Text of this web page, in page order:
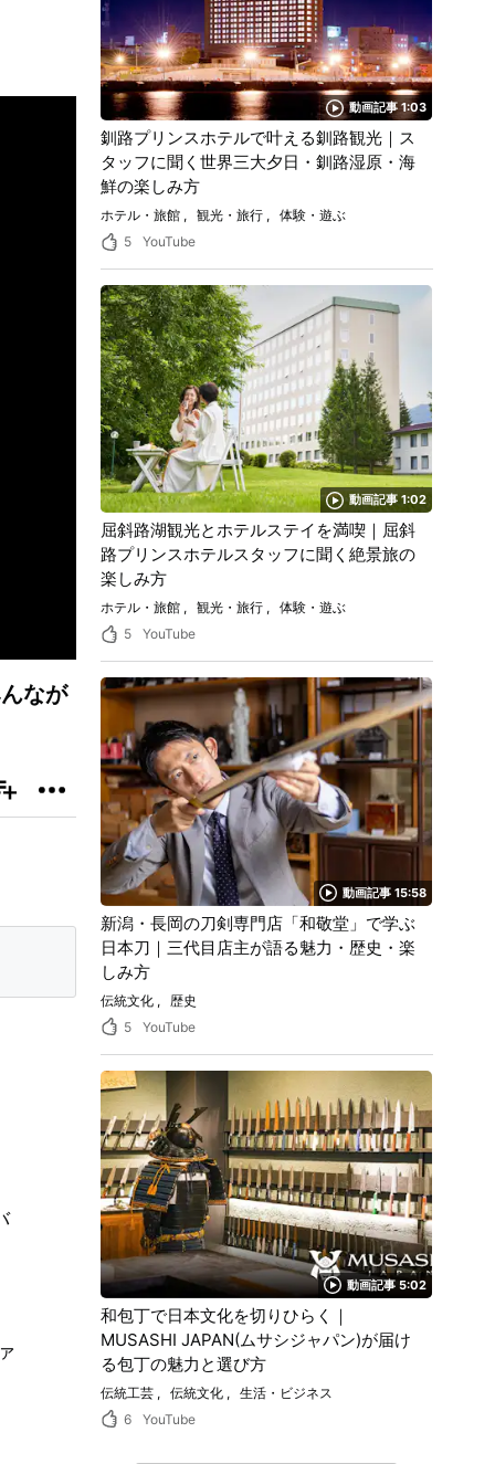
なが
動画記事 1:03
釧路プリンスホテルで叶える釧路観光｜ス
タッフに聞く世界三大夕日・釧路湿原・海
鮮の楽しみ方
ホテル・旅館 観光・旅行
体験・遊ぶ
5
YouTube
動画記事 1:02
屈斜路湖観光とホテルステイを満喫｜屈斜
路プリンスホテルスタッフに聞く絶景旅の
楽しみ方
ホテル・旅館 観光・旅行
体験・遊ぶ
5
YouTube
動画記事 15:58
新潟・長岡の刀剣専門店「和敬堂」で学ぶ
日本刀｜三代目店主が語る魅力・歴史・楽
しみ方
伝統文化
歴史
5
YouTube
動画記事 5:02
和包丁で日本文化を切りひらく｜
MUSASHI JAPAN(ムサシジャパン)が届け
る包丁の魅力と選び方
伝統工芸 伝統文化
生活・ビジネス
6
YouTube